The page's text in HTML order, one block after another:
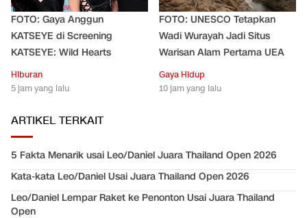
FOTO: Gaya Anggun
KATSEYE di Screening
KATSEYE: Wild Hearts
Hiburan
5 jam yang lalu
FOTO: UNESCO Tetapkan
Wadi Wurayah Jadi Situs
Warisan Alam Pertama UEA
Gaya Hidup
10 jam yang lalu
ARTIKEL TERKAIT
5 Fakta Menarik usai Leo/Daniel Juara Thailand Open 2026
Kata-kata Leo/Daniel Usai Juara Thailand Open 2026
Leo/Daniel Lempar Raket ke Penonton Usai Juara Thailand
Open